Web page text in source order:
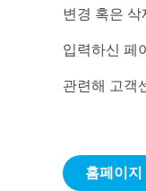
변경 혹은
입력하신 페
관련해 고객
홈페이지